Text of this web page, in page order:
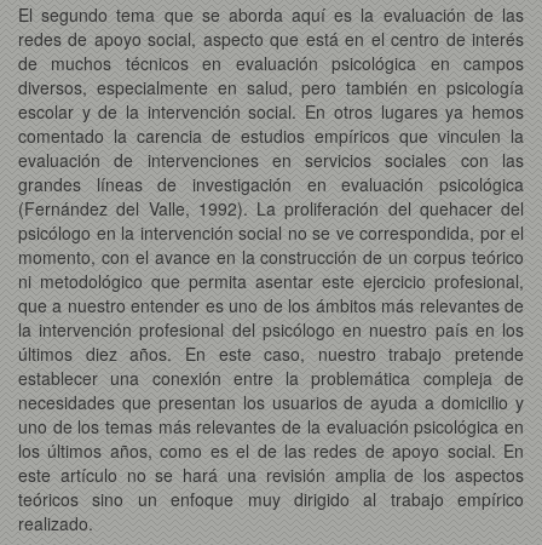
El segundo tema que se aborda aquí es la evaluación de las
redes de apoyo social, aspecto que está en el centro de interés
de muchos técnicos en evaluación psicológica en campos
diversos, especialmente en salud, pero también en psicología
escolar y de la intervención social. En otros lugares ya hemos
comentado la carencia de estudios empíricos que vinculen la
evaluación de intervenciones en servicios sociales con las
grandes líneas de investigación en evaluación psicológica
(Fernández del Valle, 1992). La proliferación del quehacer del
psicólogo en la intervención social no se ve correspondida, por el
momento, con el avance en la construcción de un corpus teórico
ni metodológico que permita asentar este ejercicio profesional,
que a nuestro entender es uno de los ámbitos más relevantes de
la intervención profesional del psicólogo en nuestro país en los
últimos diez años. En este caso, nuestro trabajo pretende
establecer una conexión entre la problemática compleja de
necesidades que presentan los usuarios de ayuda a domicilio y
uno de los temas más relevantes de la evaluación psicológica en
los últimos años, como es el de las redes de apoyo social. En
este artículo no se hará una revisión amplia de los aspectos
teóricos sino un enfoque muy dirigido al trabajo empírico
realizado.